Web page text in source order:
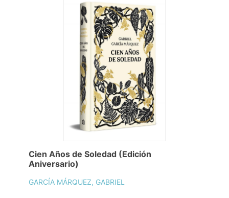
Cien Años de Soledad (Edición
Aniversario)
GARCÍA MÁRQUEZ, GABRIEL